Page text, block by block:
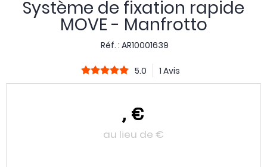
Système de fixation rapide
MOVE - Manfrotto
Réf. : AR10001639
5.0 1 Avis
, €
au lieu de €